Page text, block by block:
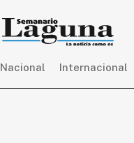
Nacional Internacional